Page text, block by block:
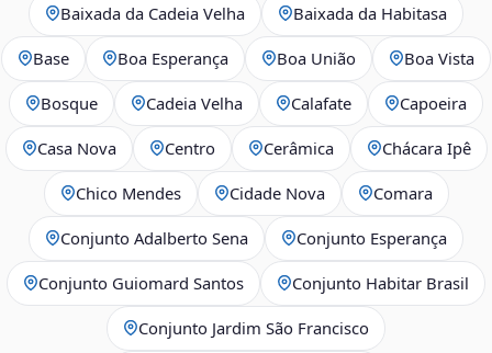
Baixada da Cadeia Velha Baixada da Habitasa
Base Boa Esperança Boa União Boa Vista
Bosque Cadeia Velha Calafate Capoeira
Casa Nova Centro Cerâmica Chácara Ipê
Chico Mendes Cidade Nova Comara
Conjunto Adalberto Sena Conjunto Esperança
Conjunto Guiomard Santos Conjunto Habitar Brasil
Conjunto Jardim São Francisco